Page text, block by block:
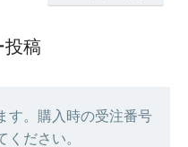
投稿
す。購入時の受注番号
ください。